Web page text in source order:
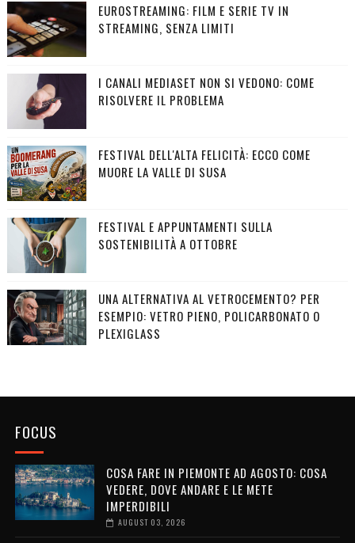
EUROSTREAMING: FILM E SERIE TV IN
STREAMING, SENZA LIMITI
I CANALI MEDIASET NON SI VEDONO: COME
RISOLVERE IL PROBLEMA
FESTIVAL DELL'ALTA FELICITÀ: ECCO COME
MUORE LA VALLE DI SUSA
FESTIVAL E APPUNTAMENTI SULLA
SOSTENIBILITÀ A OTTOBRE
UNA ALTERNATIVA AL VETROCEMENTO? PER
ESEMPIO: VETRO PIENO, POLICARBONATO O
PLEXIGLASS
FOCUS
COSA FARE IN PIEMONTE AD AGOSTO: COSA
VEDERE, DOVE ANDARE E LE METE
IMPERDIBILI
AUGUST 03, 2026